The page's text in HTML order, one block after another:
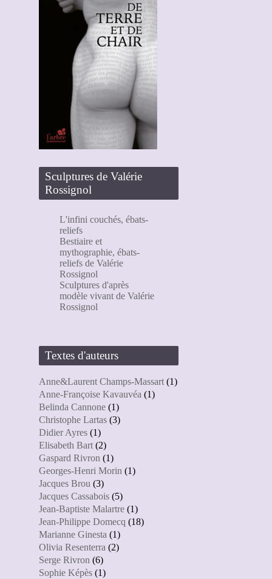
Sculptures de Valérie
Rossignol
L'infini couchés, ébats-
reliefs
Bestiaire et
mythographie, ébats-
reliefs de Valérie
Rossignol
Sculptures d'après
modèle vivant de Valérie
Rossignol
Textes d'auteurs
Anne&Laurent Champs-Massart (1)
Anne-Françoise Kavauvéa (1)
Belinda Cannone (1)
Christophe Lartas (3)
Didier Ayres (1)
Elisabeth Bart (2)
Gaspard Rivron (1)
Georges-Henri Morin (1)
Jacques Brou (3)
Jacques Cassabois (5)
Jean-Baptiste Malartre (1)
Jean-Philippe Domecq (18)
Marianne Ginesta (1)
Olivia Resenterra (2)
Serge Rivron (6)
Sophie Képès (1)